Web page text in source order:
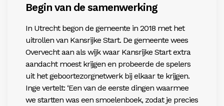
Begin van de samenwerking
In Utrecht begon de gemeente in 2018 met het
uitrollen van Kansrijke Start. De gemeente wees
Overvecht aan als wijk waar Kansrijke Start extra
aandacht moest krijgen en probeerde de spelers
uit het geboortezorgnetwerk bij elkaar te krijgen.
Inge vertelt: ‘Een van de eerste dingen waarmee
we startten was een smoelenboek, zodat je precies